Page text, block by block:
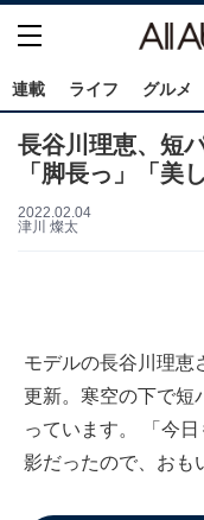
連載 ライフ グルメ
長谷川理恵、短
「脚長っ」「美
2022.02.04
津川 燦太
モデルの長谷川理恵
更新。寒空の下で短
っています。 「今
影だったので、おも